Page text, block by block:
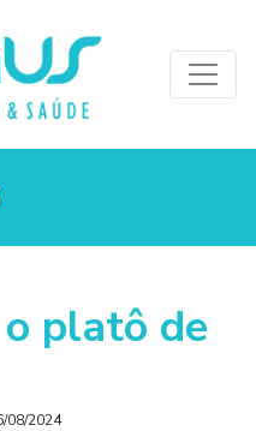
platô de
08/2024